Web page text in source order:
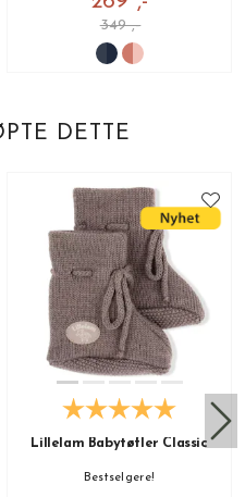
349 ,-
DETTE
Lillelam Babytøfler Classic
Bestselgere!